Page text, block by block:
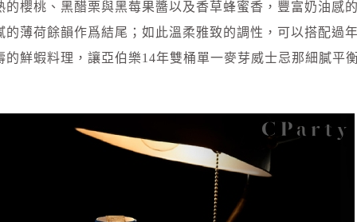
櫻桃、黑醋栗與黑莓果醬以及香草蜂蜜香，豐富奶油感
薄荷餘韻作爲結尾；如此溫柔雅致的調性，可以搭配過
鮮蝦料理，讓亞伯樂14年雙桶單一麥芽威士忌那細膩平